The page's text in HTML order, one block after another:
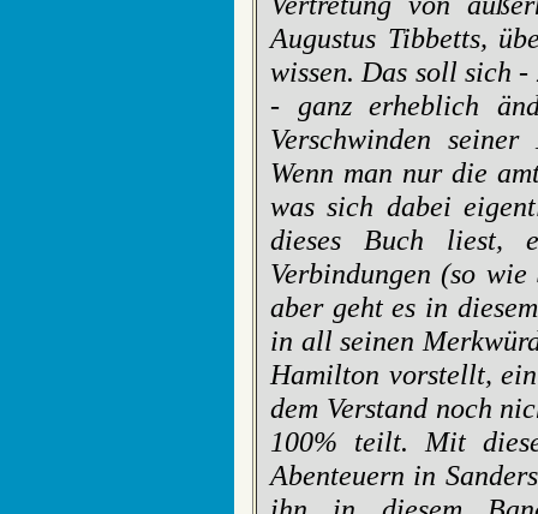
Augustus Tibbetts,
wissen. Das soll sich
- ganz erheblich
Verschwinden
Wenn man nur die
was sich dabei
dieses Buch liest,
Verbindungen (so
aber geht es in
in all seinen
Hamilton vorstellt,
dem Verstand noch
100% teilt. Mit
Abenteuern in